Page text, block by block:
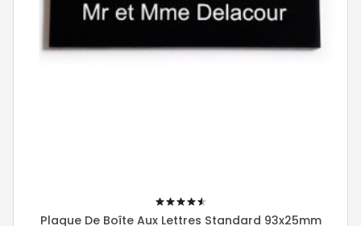
92%
Plaque De Boîte Aux Lettres Standard 93x25mm